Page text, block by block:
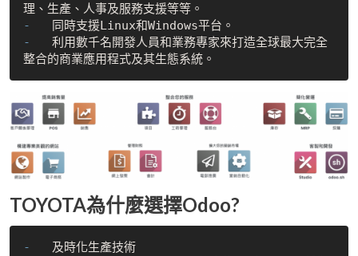
理、生產、人事及服務支援等等。
-
- 利用數千名開發人員和業務專家來打造全球最大完全
TOYOTA為什麼選擇Odoo?
-
及時化生產技術